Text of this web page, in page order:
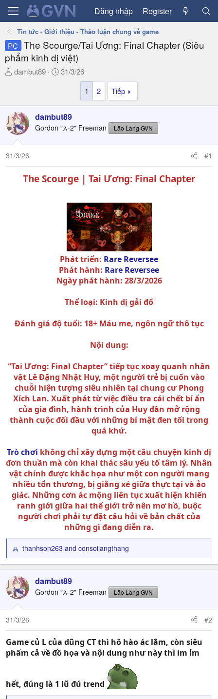
Đăng nhập Register
Tin tức - Giới thiệu - Thảo luận chung về game
PC
The Scourge/Tai Ương: Final Chapter (Siêu
phẩm kinh dị việt)
T
a
d
s
t
a
dambut89
N
ử
31/3/26
1
2 Tiếp
dambut89
Gordon "λ-2" Freeman Lão Làng GVN
31/3/26 #1
The Scourge | Tai Ương: Final Chapter
Phát triển: Rare Reversee
Phát hành: Rare Reversee
Ngày phát hành: 28/3/2026
Thể loại: Kinh dị gải đố
Đánh giá độ tuổi: 18+ Máu me, ngôn ngữ thô tục
Nội dung:
“Tai Ương: Final Chapter” tiếp tục xoay quanh nhân
vật Lê Đặng Nhật Huy, một người trẻ bị cuốn vào
chuỗi hiện tượng siêu nhiên tại chung cư Phong
Xích Lan. Xuất phát từ việc điều tra cái chết bí ẩn
của gia đình, hành trình của Huy dần mở rộng
thành cuộc đối đầu với những bí mật đen tối trong
quá khứ.
Trò chơi không chỉ xây dựng một câu chuyện kinh dị
đơn thuần mà còn khai thác sâu yếu tố tâm lý. Nhân
vật chính được khắc họa như một con người mang
nhiều tổn thương, bị giằng xé giữa thực tại và ảo
giác. Những cơn ác mộng liên tục xuất hiện khiến
ranh giới giữa hai thế giới trở nên mơ hồ, buộc
người chơi phải tự đặt câu hỏi về bản chất của
những gì đang diễn ra.
R
e
c
t
i
o
n
s
thanhson263 and consoilangthang
dambut89
Gordon "λ-2" Freeman Lão Làng GVN
31/3/26 #2
Game củ L của dũng CT thì hô hào ác lắm, còn siêu
phẩm cả về đồ họa và nội dung như này thì im ỉm
hết, đúng là 1 lũ đú trend